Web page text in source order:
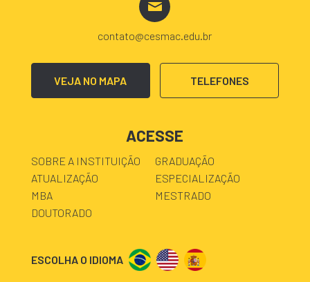
contato@cesmac.edu.br
VEJA NO MAPA TELEFONES
ACESSE
SOBRE A INSTITUIÇÃO
GRADUAÇÃO
ATUALIZAÇÃO
ESPECIALIZAÇÃO
MBA
MESTRADO
DOUTORADO
ESCOLHA O IDIOMA